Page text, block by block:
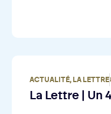
ACTUALITÉ, LA LETTRE
La Lettre | Un